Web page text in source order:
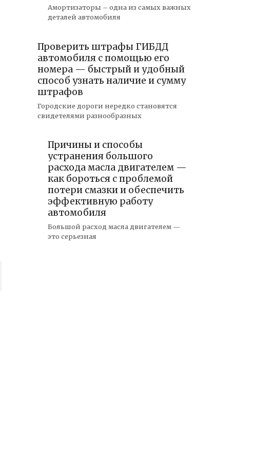
Амортизаторы – одна из самых важных
деталей автомобиля
Проверить штрафы ГИБДД
автомобиля с помощью его
номера — быстрый и удобный
способ узнать наличие и сумму
штрафов
Городские дороги нередко становятся
свидетелями разнообразных
Причины и способы
устранения большого
расхода масла двигателем —
как бороться с проблемой
потери смазки и обеспечить
эффективную работу
автомобиля
Большой расход масла двигателем —
это серьезная